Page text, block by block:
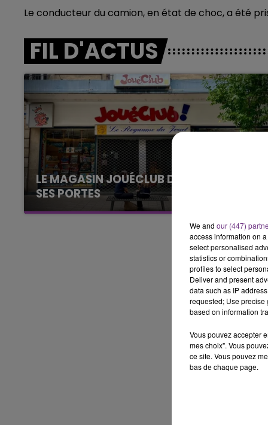
10h00 - 14h00
LE TICKET DE CAISSE
Le conducteur du camion, en état de choc, a été
FIL D'ACTUS
LE MAGASIN JOUÉCLUB DE REIMS FERME
SES PORTES
C'était l'une des institutions du centre-ville
rémois. Le magasin JouéClub est contraint de
We and our (447)
access information on
select personalised
statistics or
profiles to select
Deliver and present
data such as IP
requested; Use precise
based on information
Vous pouvez accepter
mes choix". Vous
ce site. Vous pouvez
bas de chaque page.